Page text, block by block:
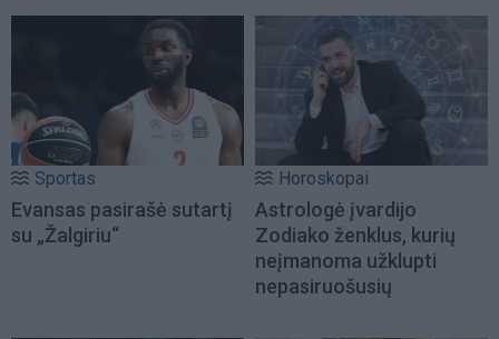
Sportas
Evansas pasirašė sutartį
su „Žalgiriu“
Horoskopai
Astrologė įvardijo
Zodiako ženklus, kurių
neįmanoma užklupti
nepasiruošusių